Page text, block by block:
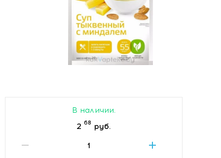
В наличии.
2 68 руб.